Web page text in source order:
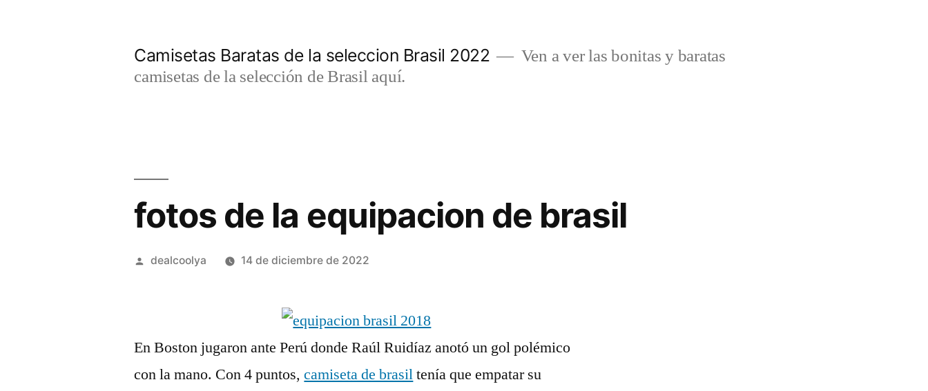
Camisetas Baratas de la seleccion Brasil 2022
Ven a ver las bonitas y baratas
camisetas de la selección de Brasil aquí.
fotos de la equipacion de brasil
Publicado
dealcoolya 14 de diciembre de 2022
En Boston jugaron ante Perú donde Raúl Ruidíaz anotó un gol polémico
con la mano. Con 4 puntos,camiseta de brasiltenía que empatar su